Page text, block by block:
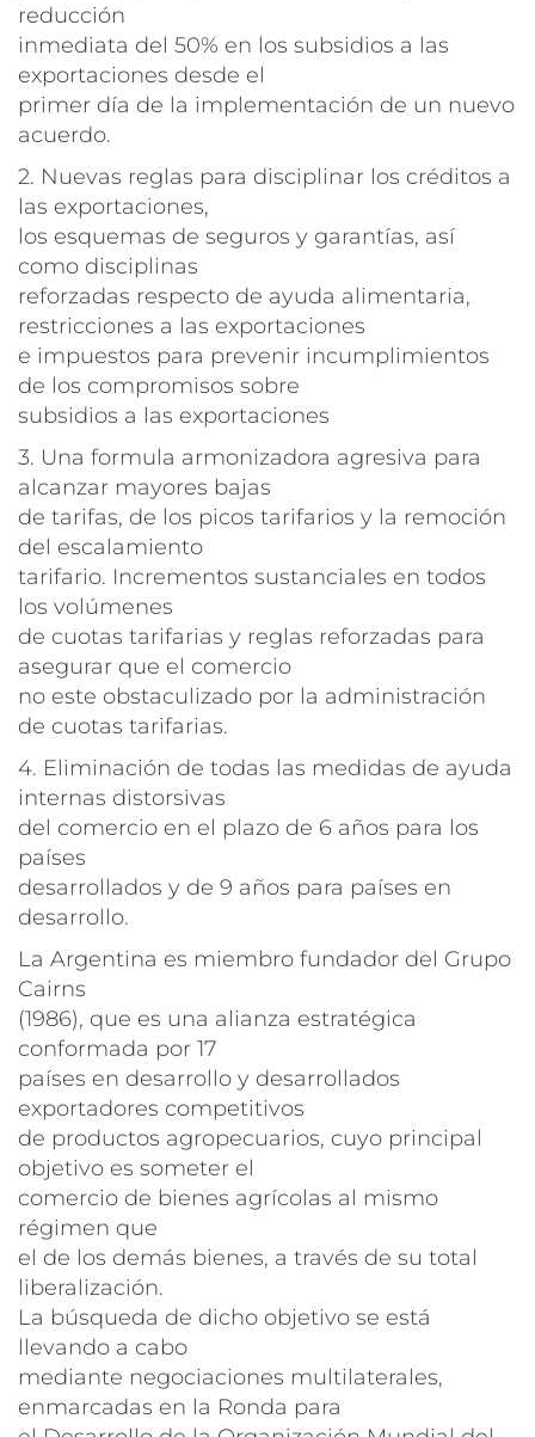
reducción
inmediata del 50% en los subsidios a las
exportaciones desde el
primer día de la implementación de un nuevo
acuerdo.
2. Nuevas reglas para disciplinar los créditos a
las exportaciones,
los esquemas de seguros y garantías, así
como disciplinas
reforzadas respecto de ayuda alimentaria,
restricciones a las exportaciones
e impuestos para prevenir incumplimientos
de los compromisos sobre
subsidios a las exportaciones
3. Una formula armonizadora agresiva para
alcanzar mayores bajas
de tarifas, de los picos tarifarios y la remoción
del escalamiento
tarifario. Incrementos sustanciales en todos
los volúmenes
de cuotas tarifarias y reglas reforzadas para
asegurar que el comercio
no este obstaculizado por la administración
de cuotas tarifarias.
4. Eliminación de todas las medidas de ayuda
internas distorsivas
del comercio en el plazo de 6 años para los
países
desarrollados y de 9 años para países en
desarrollo.
La Argentina es miembro fundador del Grupo
Cairns
(1986), que es una alianza estratégica
conformada por 17
países en desarrollo y desarrollados
exportadores competitivos
de productos agropecuarios, cuyo principal
objetivo es someter el
comercio de bienes agrícolas al mismo
régimen que
el de los demás bienes, a través de su total
liberalización.
La búsqueda de dicho objetivo se está
llevando a cabo
mediante negociaciones multilaterales,
enmarcadas en la Ronda para